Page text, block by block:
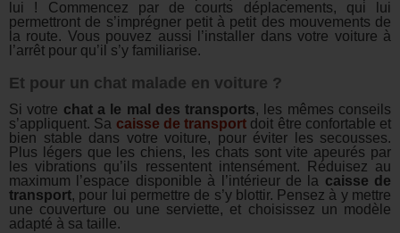
lui ! Commencez par de courts déplacements, qui lui
permettront de s’imprégner petit à petit des mouvements de
la route. Vous pouvez aussi l’installer dans votre voiture à
l’arrêt pour qu’il s’y familiarise.
Et pour un chat malade en voiture ?
Si votre chat a le mal des transports, les mêmes conseils
s’appliquent. Sa caisse de transport doit être confortable et
bien stable dans votre voiture, pour éviter les secousses.
Plus légers que les chiens, les chats sont vite apeurés par
les vibrations qu’ils ressentent intensément. Réduisez au
maximum l’espace disponible à l’intérieur de la caisse de
transport, pour lui permettre de s’y blottir. Pensez à y mettre
une couverture ou une serviette, et choisissez un modèle
adapté à sa taille.